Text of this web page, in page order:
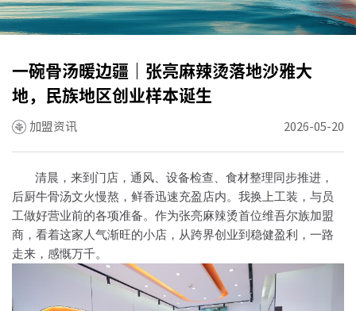
一碗骨汤暖边疆｜张亮麻辣烫落地沙雅大
地，民族地区创业样本诞生
加盟资讯 2026-05-20
清晨， 来到门店 ，通风、设备检查、食材整理同步推进，
后厨牛骨汤文火慢熬，鲜香迅速充盈店内。 我换上工装，与员
工做好营业前的各项准备。 作为张亮麻辣烫首位维吾尔族加盟
商，看着这家人气渐旺的小店，从跨界创业到稳健盈利，一路
走来，感慨万千。